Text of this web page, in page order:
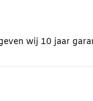
wij 10 jaar